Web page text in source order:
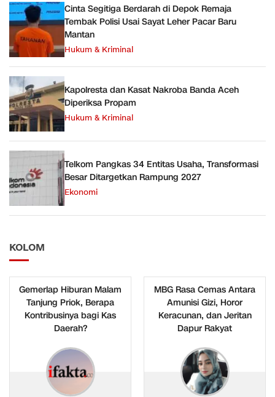
Cinta Segitiga Berdarah di Depok Remaja
Tembak Polisi Usai Sayat Leher Pacar Baru
Mantan
Hukum & Kriminal
Kapolresta dan Kasat Nakroba Banda Aceh
Diperiksa Propam
Hukum & Kriminal
Telkom Pangkas 34 Entitas Usaha, Transformasi
Besar Ditargetkan Rampung 2027
Ekonomi
KOLOM
Gemerlap Hiburan Malam
Tanjung Priok, Berapa
Kontribusinya bagi Kas
Daerah?
MBG Rasa Cemas Antara
Amunisi Gizi, Horor
Keracunan, dan Jeritan
Dapur Rakyat